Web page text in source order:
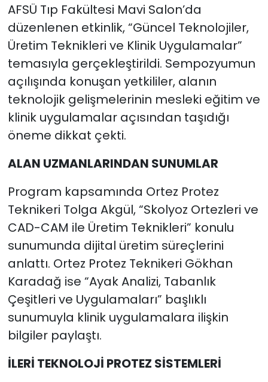
AFSÜ Tıp Fakültesi Mavi Salon’da
düzenlenen etkinlik, “Güncel Teknolojiler,
Üretim Teknikleri ve Klinik Uygulamalar”
temasıyla gerçekleştirildi. Sempozyumun
açılışında konuşan yetkililer, alanın
teknolojik gelişmelerinin mesleki eğitim ve
klinik uygulamalar açısından taşıdığı
öneme dikkat çekti.
ALAN UZMANLARINDAN SUNUMLAR
Program kapsamında Ortez Protez
Teknikeri Tolga Akgül, “Skolyoz Ortezleri ve
CAD-CAM ile Üretim Teknikleri” konulu
sunumunda dijital üretim süreçlerini
anlattı. Ortez Protez Teknikeri Gökhan
Karadağ ise “Ayak Analizi, Tabanlık
Çeşitleri ve Uygulamaları” başlıklı
sunumuyla klinik uygulamalara ilişkin
bilgiler paylaştı.
İLERİ TEKNOLOJİ PROTEZ SİSTEMLERİ